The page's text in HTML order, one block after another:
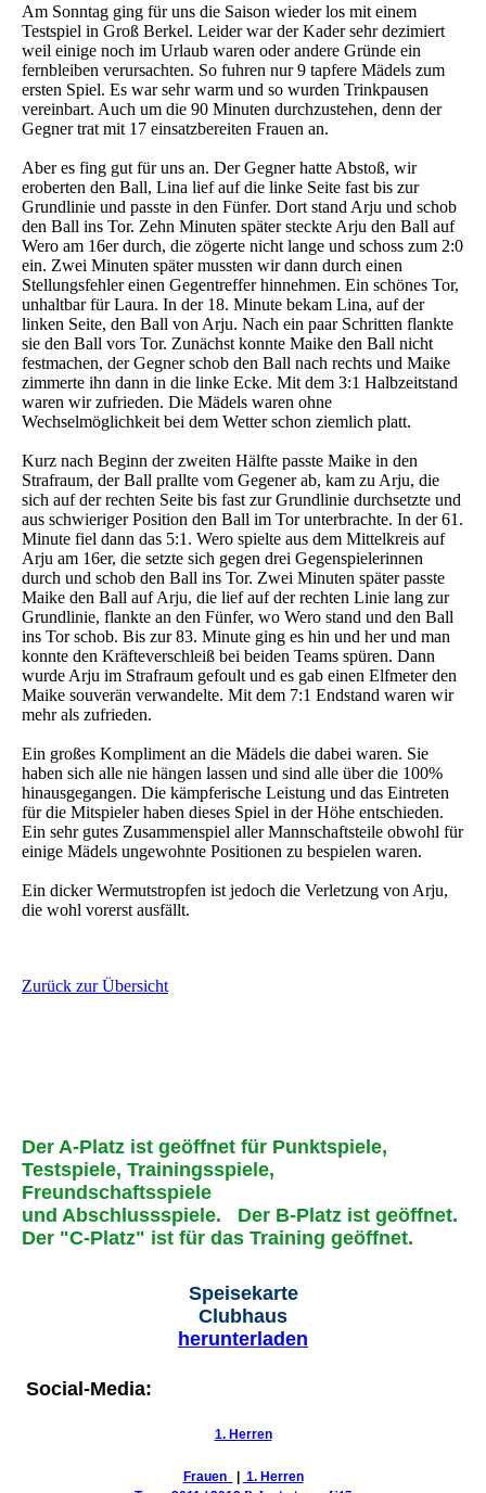
Am Sonntag ging für uns die Saison wieder los mit einem
Testspiel in Groß Berkel. Leider war der Kader sehr dezimiert
weil einige noch im Urlaub waren oder andere Gründe ein
fernbleiben verursachten. So fuhren nur 9 tapfere Mädels zum
ersten Spiel. Es war sehr warm und so wurden Trinkpausen
vereinbart. Auch um die 90 Minuten durchzustehen, denn der
Gegner trat mit 17 einsatzbereiten Frauen an.
Aber es fing gut für uns an. Der Gegner hatte Abstoß, wir
eroberten den Ball, Lina lief auf die linke Seite fast bis zur
Grundlinie und passte in den Fünfer. Dort stand Arju und schob
den Ball ins Tor. Zehn Minuten später steckte Arju den Ball auf
Wero am 16er durch, die zögerte nicht lange und schoss zum 2:0
ein. Zwei Minuten später mussten wir dann durch einen
Stellungsfehler einen Gegentreffer hinnehmen. Ein schönes Tor,
unhaltbar für Laura. In der 18. Minute bekam Lina, auf der
linken Seite, den Ball von Arju. Nach ein paar Schritten flankte
sie den Ball vors Tor. Zunächst konnte Maike den Ball nicht
festmachen, der Gegner schob den Ball nach rechts und Maike
zimmerte ihn dann in die linke Ecke. Mit dem 3:1 Halbzeitstand
waren wir zufrieden. Die Mädels waren ohne
Wechselmöglichkeit bei dem Wetter schon ziemlich platt.
Kurz nach Beginn der zweiten Hälfte passte Maike in den
Strafraum, der Ball prallte vom Gegener ab, kam zu Arju, die
sich auf der rechten Seite bis fast zur Grundlinie durchsetzte und
aus schwieriger Position den Ball im Tor unterbrachte. In der 61.
Minute fiel dann das 5:1. Wero spielte aus dem Mittelkreis auf
Arju am 16er, die setzte sich gegen drei Gegenspielerinnen
durch und schob den Ball ins Tor. Zwei Minuten später passte
Maike den Ball auf Arju, die lief auf der rechten Linie lang zur
Grundlinie, flankte an den Fünfer, wo Wero stand und den Ball
ins Tor schob. Bis zur 83. Minute ging es hin und her und man
konnte den Kräfteverschleiß bei beiden Teams spüren. Dann
wurde Arju im Strafraum gefoult und es gab einen Elfmeter den
Maike souverän verwandelte. Mit dem 7:1 Endstand waren wir
mehr als zufrieden.
Ein großes Kompliment an die Mädels die dabei waren. Sie
haben sich alle nie hängen lassen und sind alle über die 100%
hinausgegangen. Die kämpferische Leistung und das Eintreten
für die Mitspieler haben dieses Spiel in der Höhe entschieden.
Ein sehr gutes Zusammenspiel aller Mannschaftsteile obwohl für
einige Mädels ungewohnte Positionen zu bespielen waren.
Ein dicker Wermutstropfen ist jedoch die Verletzung von Arju,
die wohl vorerst ausfällt.
Zurück zur Übersicht
Der A-Platz ist geöffnet für Punktspiele,
Testspiele, Trainingsspiele,
Freundschaftsspiele
und Abschlussspiele.
Der B-Platz ist geöffnet.
Der "C-Platz" ist für das Training geöffnet.
Speisekarte
Clubhaus
herunterladen
Social-Media:
1. Herren
Frauen | 1. Herren